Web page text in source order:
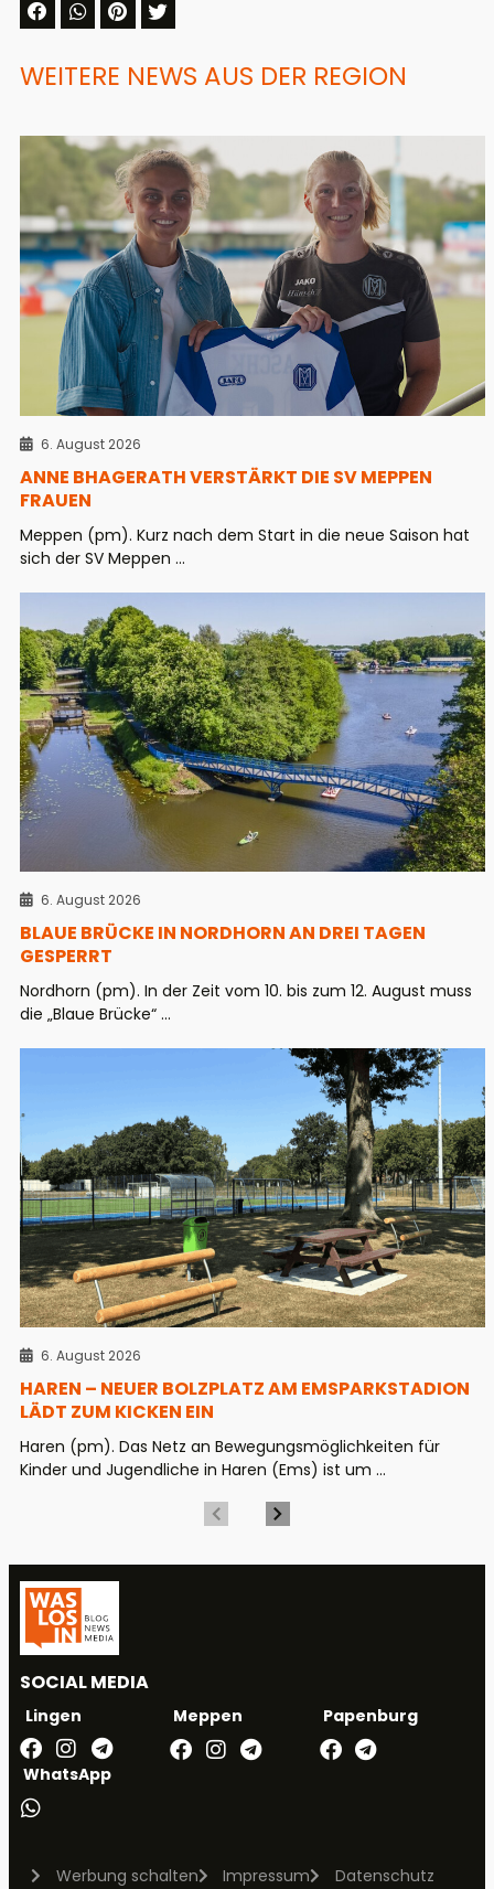
WEITERE NEWS AUS DER REGION
6. August 2026
ANNE BHAGERATH VERSTÄRKT DIE SV MEPPEN
FRAUEN
Meppen (pm). Kurz nach dem Start in die neue Saison hat
sich der SV Meppen ...
6. August 2026
BLAUE BRÜCKE IN NORDHORN AN DREI TAGEN
GESPERRT
Nordhorn (pm). In der Zeit vom 10. bis zum 12. August muss
die „Blaue Brücke“ ...
6. August 2026
HAREN – NEUER BOLZPLATZ AM EMSPARKSTADION
LÄDT ZUM KICKEN EIN
Haren (pm). Das Netz an Bewegungsmöglichkeiten für
Kinder und Jugendliche in Haren (Ems) ist um ...
SOCIAL MEDIA
Lingen Meppen Papenburg
WhatsApp
Werbung schalten Impressum Datenschutz